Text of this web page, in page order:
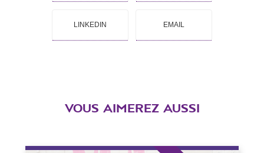
LINKEDIN EMAIL
VOUS AIMEREZ AUSSI